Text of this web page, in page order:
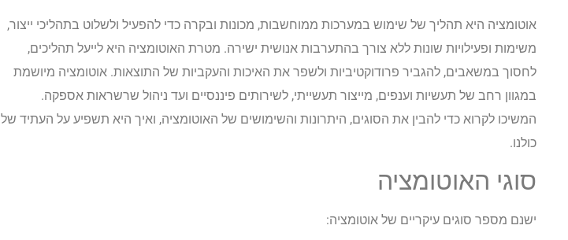
אוטומציה היא תהליך של שימוש במערכות ממוחשבות, מכונות ובקרה כדי להפעיל ולשלוט בתהליכי ייצור,
משימות ופעילויות שונות ללא צורך בהתערבות אנושית ישירה. מטרת האוטומציה היא לייעל תהליכים,
לחסוך במשאבים, להגביר פרודוקטיביות ולשפר את האיכות והעקביות של התוצאות. אוטומציה מיושמת
במגוון רחב של תעשיות וענפים, מייצור תעשייתי, לשירותים פיננסיים ועד ניהול שרשראות אספקה.
המשיכו לקרוא כדי להבין את הסוגים, היתרונות והשימושים של האוטומציה, ואיך היא תשפיע על העתיד של
כולנו.
סוגי האוטומציה
ישנם מספר סוגים עיקריים של אוטומציה: